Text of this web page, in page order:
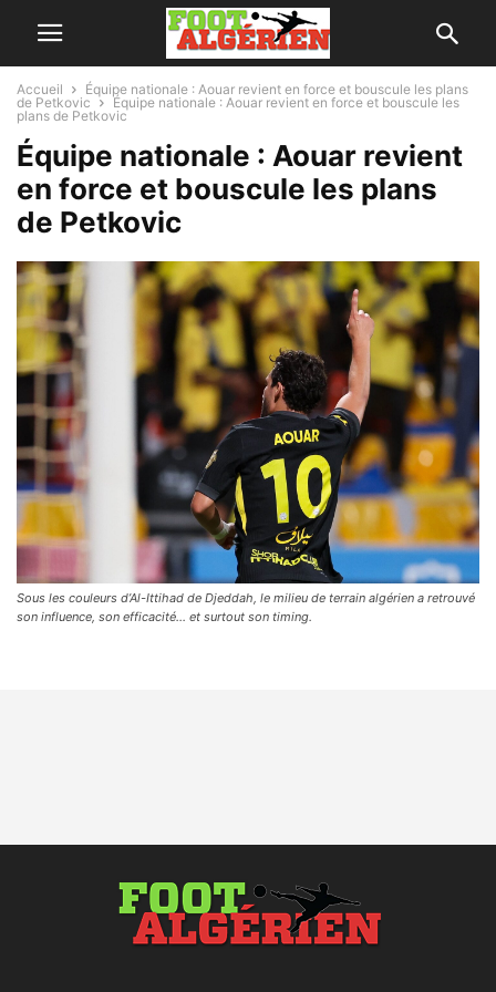
Accueil
Équipe nationale : Aouar revient en force et bouscule les plans
de Petkovic
Équipe nationale : Aouar revient en force et bouscule les
plans de Petkovic
Équipe nationale : Aouar revient
en force et bouscule les plans
de Petkovic
Sous les couleurs d’Al-Ittihad de Djeddah, le milieu de terrain algérien a retrouvé
son influence, son efficacité… et surtout son timing.